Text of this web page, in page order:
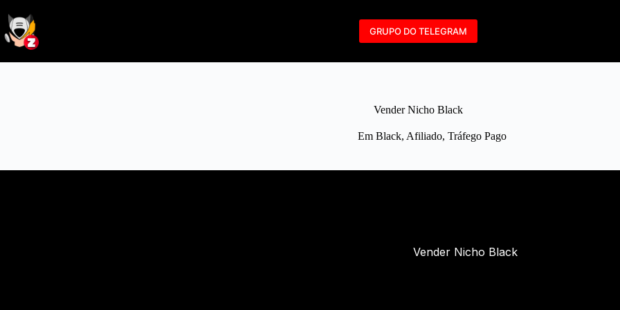
GRUPO DO TELEGRAM
Vender Nicho Black
Em Black, Afiliado,Tráfego Pago
Vender Nicho Black